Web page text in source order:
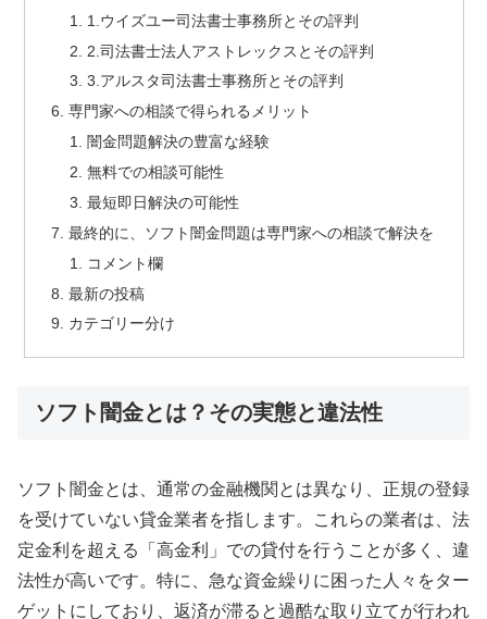
1.ウイズユー司法書士事務所とその評判
2.司法書士法人アストレックスとその評判
3.アルスタ司法書士事務所とその評判
専門家への相談で得られるメリット
闇金問題解決の豊富な経験
無料での相談可能性
最短即日解決の可能性
最終的に、ソフト闇金問題は専門家への相談で解決を
コメント欄
最新の投稿
カテゴリー分け
ソフト闇金とは？その実態と違法性
ソフト闇金とは、通常の金融機関とは異なり、正規の登録
を受けていない貸金業者を指します。これらの業者は、法
定金利を超える「高金利」での貸付を行うことが多く、違
法性が高いです。特に、急な資金繰りに困った人々をター
ゲットにしており、返済が滞ると過酷な取り立てが行われ